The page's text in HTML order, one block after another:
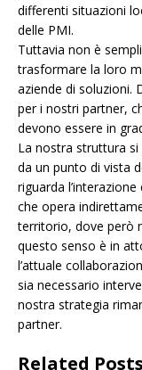
differenti situazioni
delle PMI.
Tuttavia non è
trasformare la loro
aziende di soluzioni.
per i nostri partner,
devono essere in
La nostra struttura
da un punto di vista
riguarda
che opera
territorio, dove però
questo senso è in
l’attuale
sia necessario
nostra strategia
partner.
Related